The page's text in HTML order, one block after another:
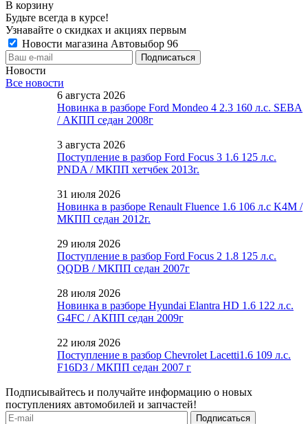
В корзину
Будьте всегда в курсе!
Узнавайте о скидках и акциях первым
Новости магазина Автовыбор 96
Новости
Все новости
6 августа 2026
Новинка в разборе Ford Mondeo 4 2.3 160 л.с. SEBA
/ АКПП седан 2008г
3 августа 2026
Поступление в разбор Ford Focus 3 1.6 125 л.с.
PNDA / МКПП хетчбек 2013г.
31 июля 2026
Новинка в разборе Renault Fluence 1.6 106 л.с K4M /
МКПП седан 2012г.
29 июля 2026
Поступление в разбор Ford Focus 2 1.8 125 л.с.
QQDB / МКПП седан 2007г
28 июля 2026
Новинка в разборе Hyundai Elantra HD 1.6 122 л.с.
G4FC / АКПП седан 2009г
22 июля 2026
Поступление в разбор Chevrolet Lacetti1.6 109 л.с.
F16D3 / МКПП седан 2007 г
Подписывайтесь и получайте информацию о новых
поступлениях автомобилей и запчастей!